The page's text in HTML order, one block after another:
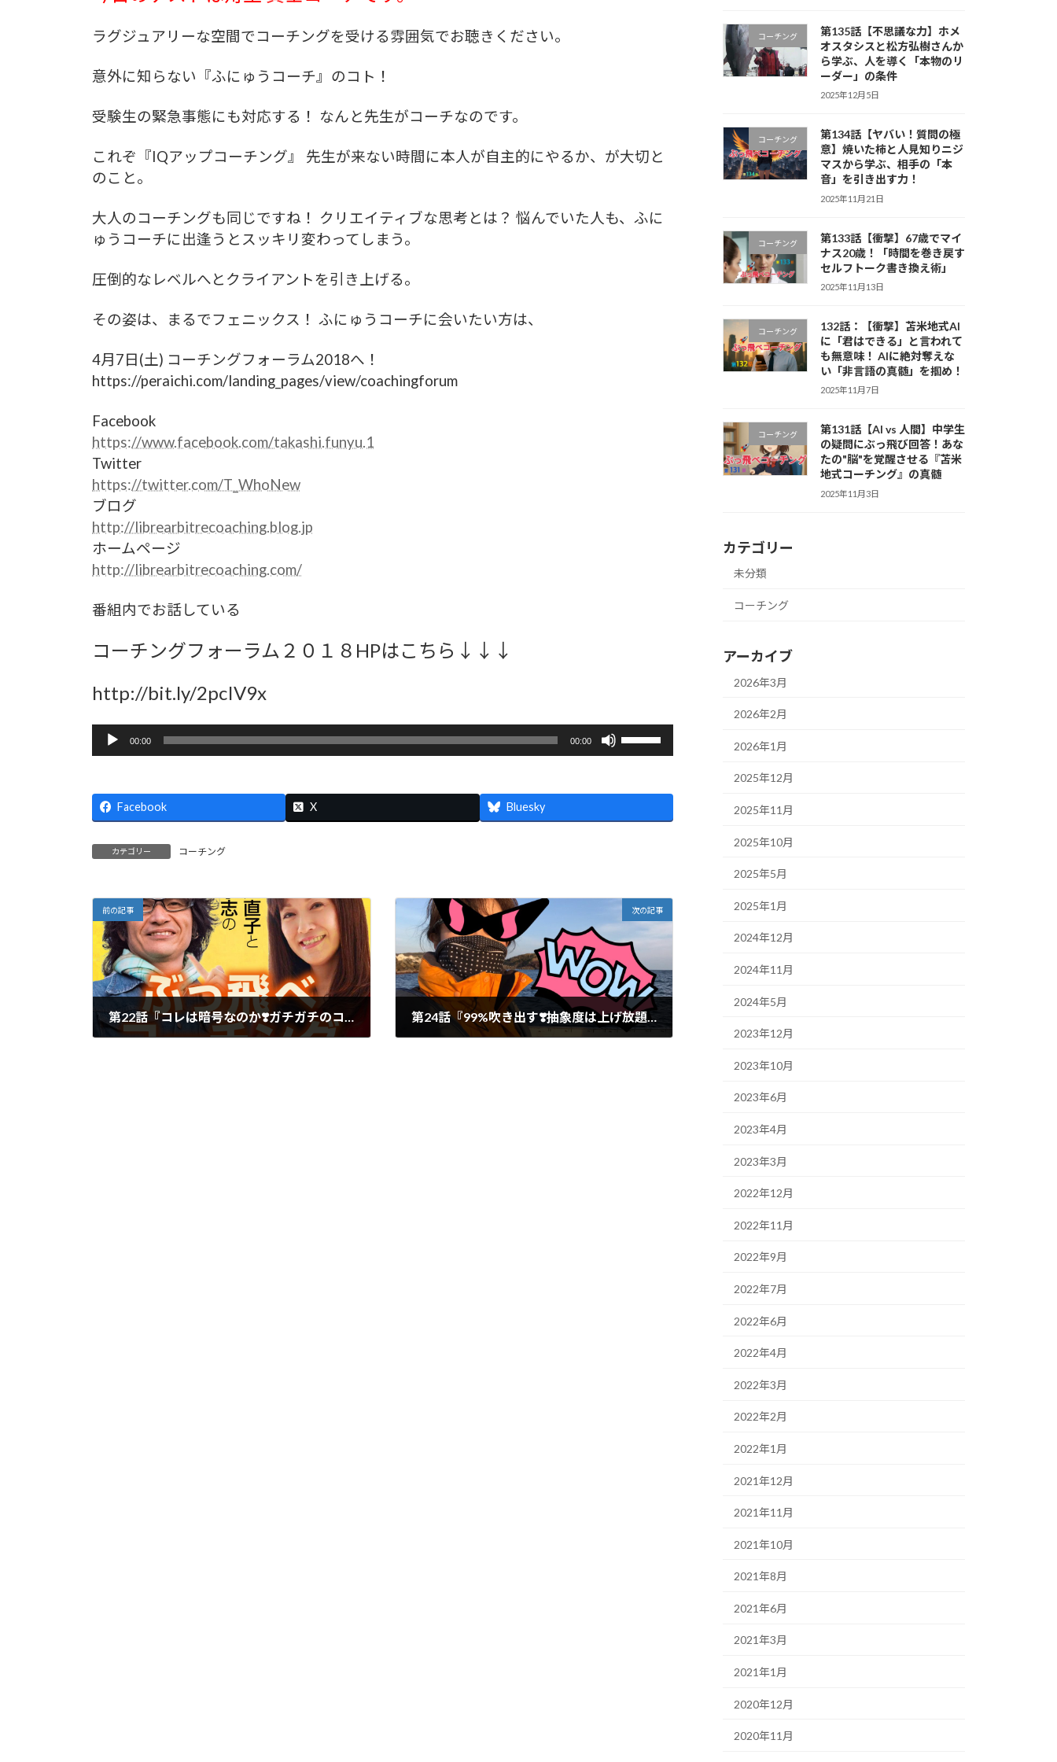
ラグジュアリーな空間でコーチングを受ける雰囲気でお聴きください。
意外に知らない『ふにゅうコーチ』のコト！
受験生の緊急事態にも対応する！ なんと先生がコーチなのです。
これぞ『IQアップコーチング』 先生が来ない時間に本人が自主的にやるか、が大切と
のこと。
大人のコーチングも同じですね！ クリエイティブな思考とは？ 悩んでいた人も、ふに
ゅうコーチに出逢うとスッキリ変わってしまう。
圧倒的なレベルへとクライアントを引き上げる。
その姿は、まるでフェニックス！ ふにゅうコーチに会いたい方は、
4月7日(土) コーチングフォーラム2018へ！
https://peraichi.com/landing_pages/view/coachingforum
Facebook
https://www.facebook.com/takashi.funyu.1
Twitter
https://twitter.com/T_WhoNew
ブログ
http://librearbitrecoaching.blog.jp
ホームページ
http://librearbitrecoaching.com/
番組内でお話している
コーチングフォーラム２０１８HPはこちら↓↓↓
http://bit.ly/2pcIV9x
ー
ー
00:00 00:00
リ
ム
下
矢
キ
ー
を
使
っ
て
Facebook X Bluesky
カテゴリー コーチング
前の記事
第22話『コレは暗号なのか❣️ガチガチのココロが〇に戻ると〇〇になる』
次の記事
第24話『99%吹き出す❣️抽象度は上げ放題なのだ』
コーチング
第135話【不思議な力】ホメ
オスタシスと松方弘樹さんか
ら学ぶ、人を導く「本物のリ
ーダー」の条件
2025年12月5日
コーチング
第134話【ヤバい！質問の極
意】焼いた柿と人見知りニジ
マスから学ぶ、相手の「本
音」を引き出す力！
2025年11月21日
コーチング
第133話【衝撃】67歳でマイ
ナス20歳！「時間を巻き戻す
セルフトーク書き換え術」
2025年11月13日
コーチング
132話：【衝撃】苫米地式AI
に「君はできる」と言われて
も無意味！ AIに絶対奪えな
い「非言語の真髄」を掴め！
2025年11月7日
コーチング
第131話【AI vs 人間】中学生
の疑問にぶっ飛び回答！あな
たの"脳"を覚醒させる『苫米
地式コーチング』の真髄
2025年11月3日
カテゴリー
未分類
コーチング
アーカイブ
2026年3月
2026年2月
2026年1月
2025年12月
2025年11月
2025年10月
2025年5月
2025年1月
2024年12月
2024年11月
2024年5月
2023年12月
2023年10月
2023年6月
2023年4月
2023年3月
2022年12月
2022年11月
2022年9月
2022年7月
2022年6月
2022年4月
2022年3月
2022年2月
2022年1月
2021年12月
2021年11月
2021年10月
2021年8月
2021年6月
2021年3月
2021年1月
2020年12月
2020年11月